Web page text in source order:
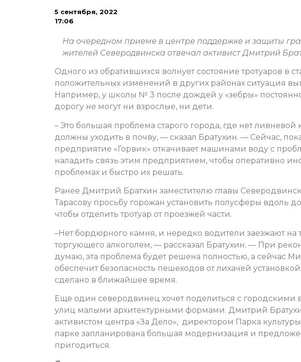
5 сентября, 2022
17:06
На очередном приеме в центре поддержке и защиты
жителей Северодвинска отвечал активист Дмитрий
Одного из обратившихся волнует состояние тротуаров в
положительных изменений в других районах ситуация
Например, у школы № 3 после дождей у «зебры»
дорогу не могут ни взрослые, ни дети.
– Это большая проблема старого города, где нет
должны уходить в почву, — сказал Братухин. — Сейчас,
предприятие «Горвик» откачивает машинами воду с
наладить связь этим предприятием, чтобы оперативно
проблемах и быстро их решать.
Ранее Дмитрий Братхин заместителю главы
Тарасову просьбу горожан установить полусферы вдоль
чтобы отделить тротуар от проезжей части.
–Нет бордюрного камня, и нередко водители заезжают на
торгующего алкоголем, — рассказал Братухин. — При
думаю, эта проблема будет решена полностью, а сейчас
обеспечит безопасность пешеходов от лихачей
сделано в ближайшее время.
Еще один северодвинец хочет поделиться с
улиц малыми архитектурными формами. Дмитрий
активистом центра «За Дело», директором Парка
парке запланирована большая модернизация и
пригодиться.